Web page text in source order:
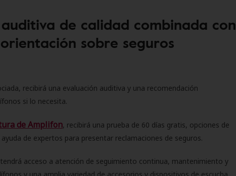
de calidad combinada con
orientación sobre seguros
recibirá una evaluación auditiva y una recomendación
si lo necesita.
de Amplifon, recibirá una prueba de 60 días gratis, opciones de
de expertos para presentar reclamaciones de seguros.
acceso a atención de seguimiento continua, mantenimiento y